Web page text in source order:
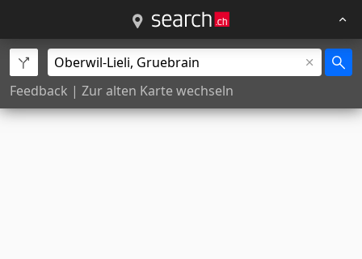
Feedback | Zur alten Karte wechseln